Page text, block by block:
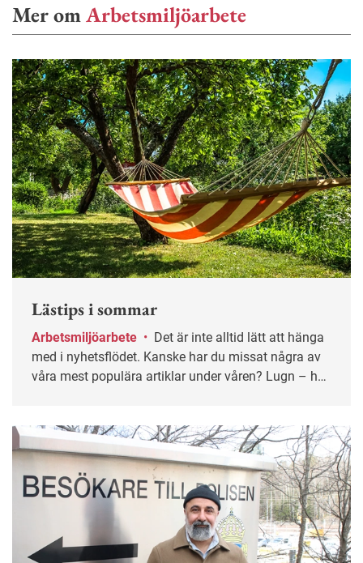
Mer omArbetsmiljöarbete
Lästips i sommar
Arbetsmiljöarbete •
med i nyhetsflödet. Kanske har du missat några av
våra mest populära artiklar under våren? Lugn – här